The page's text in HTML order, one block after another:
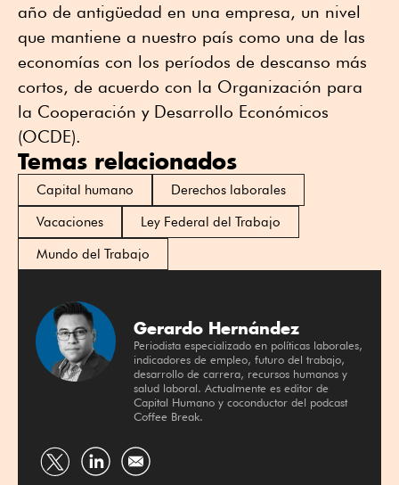
año de antigüedad en una empresa, un nivel
que mantiene a nuestro país como una de las
economías con los períodos de descanso más
cortos, de acuerdo con la Organización para
la Cooperación y Desarrollo Económicos
(OCDE).
Temas relacionados
Capital humano
Derechos laborales
Vacaciones
Ley Federal del Trabajo
Mundo del Trabajo
Gerardo Hernández
Periodista especializado en políticas laborales,
indicadores de empleo, futuro del trabajo,
desarrollo de carrera, recursos humanos y
salud laboral. Actualmente es editor de
Capital Humano y coconductor del podcast
Coffee Break.
CompartirCompartir